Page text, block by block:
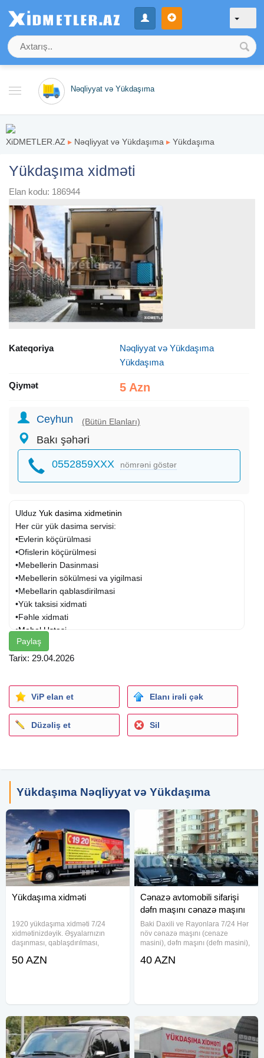
Nəqliyyat və Yükdaşıma
XiDMETLER.AZ ▸ Nəqliyyat və Yükdaşıma ▸ Yükdaşıma
Yükdaşıma xidməti
Elan kodu: 186944
Kateqoriya
Nəqliyyat və Yükdaşıma
Yükdaşıma
Qiymət 5 Azn
Ceyhun (Bütün Elanları)
Bakı şəhəri
0552859XXX nömrəni göstər
Ulduz Yuk dasima xidmetinin
Her cür yük dasima servisi:
•Evlerin köçürülmasi
•Ofislerin köçürülmesi
•Mebellerin Dasinmasi
•Mebellerin sökülmesi va yigilmasi
•Mebellarin qablasdirilmasi
•Yük taksisi xidmati
•Fəhle xidmati
•Mebel Ustasi
•Pianino Dasinmasi
•Təmizlikxidməti
Paylaş
Tarix: 29.04.2026
ViP elan et Elanı irəli çək
Düzəliş et Sil
Yükdaşıma Nəqliyyat və Yükdaşıma
Yükdaşıma xidməti
1920 yükdaşıma xidməti 7/24
xidmətinizdəyik. Əşyalarnızın
daşınması, qablaşdırılması,
yığılması sizə xidmət göstərən
50 AZN
Cənazə avtomobili sifarişi
dəfn maşını cənazə maşını
Baki Daxili ve Rayonlara 7/24 Hər
növ cənazə maşını (cenaze
masini), dəfn maşını (defn masini),
maşını (meyit masini) və mərasim
40 AZN